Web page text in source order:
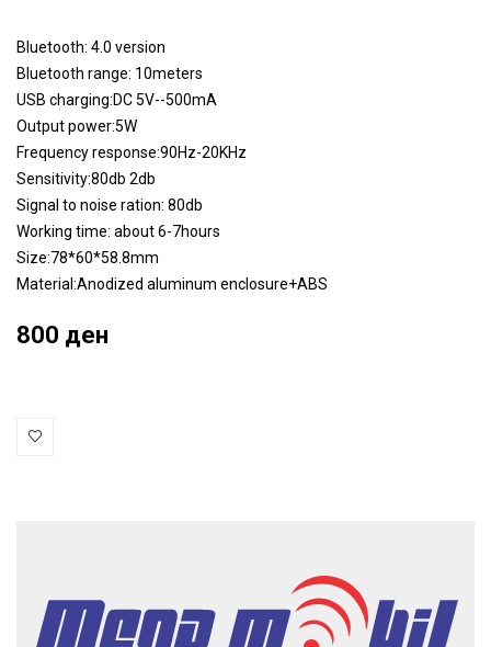
Bluetooth: 4.0 version
Bluetooth range: 10meters
USB charging:DC 5V--500mA
Output power:5W
Frequency response:90Hz-20KHz
Sensitivity:80db 2db
Signal to noise ration: 80db
Working time: about 6-7hours
Size:78*60*58.8mm
Material:Anodized aluminum enclosure+ABS
800 ден